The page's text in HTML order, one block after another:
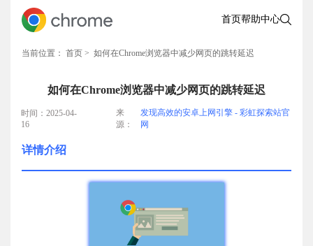
首页帮助中心
当前位置： 首页 > 如何在Chrome浏览器中减少网页的跳转延迟
如何在Chrome浏览器中减少网页的跳转延迟
时间：2025-04-
16
来
源：
发现高效的安卓上网引擎 - 彩虹探索站官
网
详情介绍